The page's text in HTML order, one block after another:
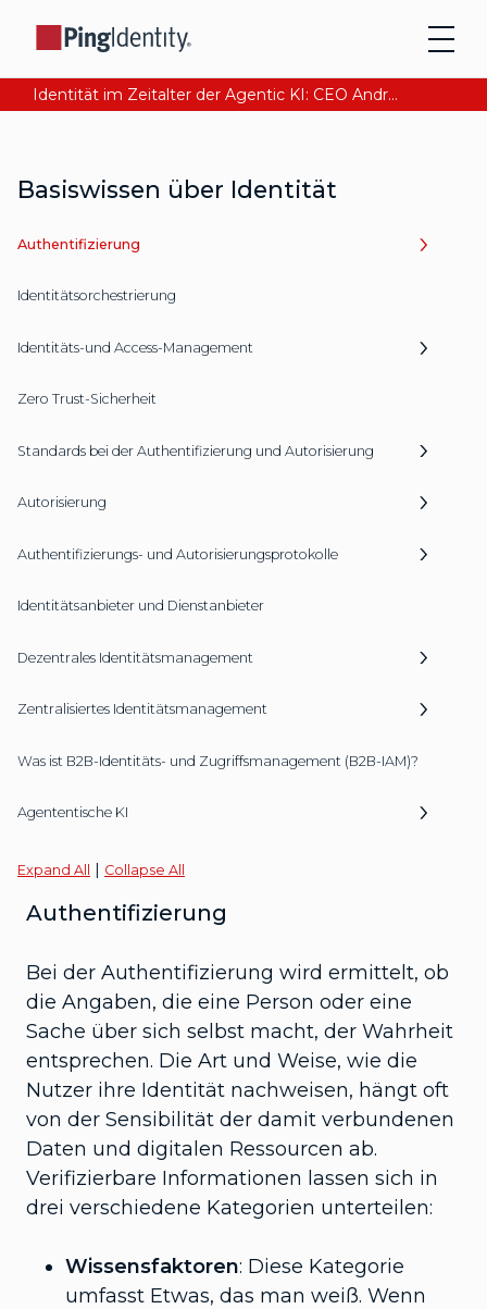
Identität im Zeitalter der Agentic KI: CEO Andre Durand über den Aufbau von digitalem Vertrauen
Basiswissen über Identität
Authentifizierung
Identitätsorchestrierung
Identitäts-und Access-Management
Zero Trust-Sicherheit
Standards bei der Authentifizierung und Autorisierung
Autorisierung
Authentifizierungs- und Autorisierungsprotokolle
Identitätsanbieter und Dienstanbieter
Dezentrales Identitätsmanagement
Zentralisiertes Identitätsmanagement
Was ist B2B-Identitäts- und Zugriffsmanagement (B2B-IAM)?
Agententische KI
Expand All | Collapse All
Authentifizierung
Bei der Authentifizierung wird ermittelt, ob
die Angaben, die eine Person oder eine
Sache über sich selbst macht, der Wahrheit
entsprechen. Die Art und Weise, wie die
Nutzer ihre Identität nachweisen, hängt oft
von der Sensibilität der damit verbundenen
Daten und digitalen Ressourcen ab.
Verifizierbare Informationen lassen sich in
drei verschiedene Kategorien unterteilen:
Wissensfaktoren: Diese Kategorie
umfasst Etwas, das man weiß. Wenn